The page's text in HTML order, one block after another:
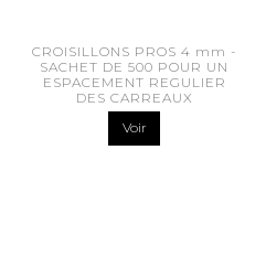
CROISILLONS PROS 4 mm -
SACHET DE 500 POUR UN
ESPACEMENT REGULIER
DES CARREAUX
Voir